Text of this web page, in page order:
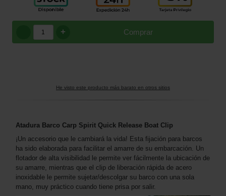
Comprar
+
He visto este producto más barato en otros sitios
Atadura Barco Carp Spirit Quick Release Boat Clip
¡Un accesorio que le cambiará la vida! Esta fijación para barcos
ha sido elaborada para facilitar el amarre de su embarcación. Un
flotador de alta visibilidad le permite ver fácilmente la ubicación de
su amarre, mientras que el clip de liberación rápida de acero
inoxidable le permite sujetar/descolgar su barco con una sola
mano, muy práctico cuando tiene prisa por salir.